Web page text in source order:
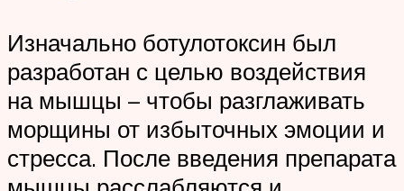
Изначально ботулотоксин был
разработан с целью воздействия
на мышцы – чтобы разглаживать
морщины от избыточных эмоции и
стресса. После введения препарата